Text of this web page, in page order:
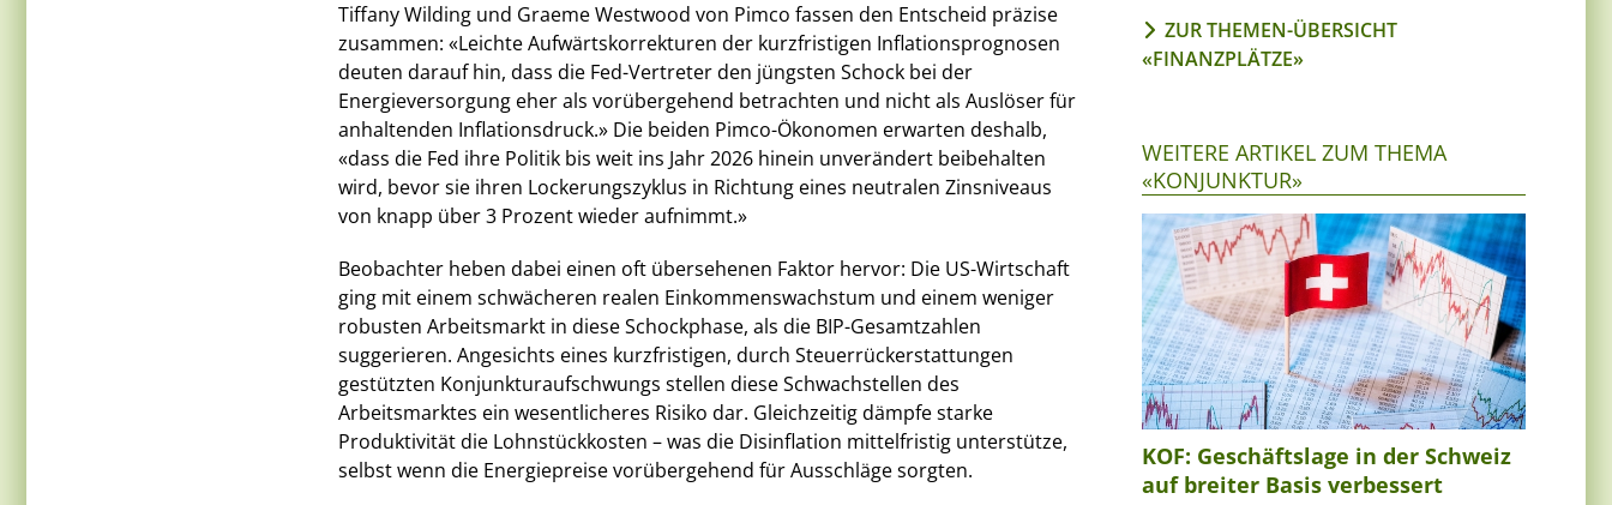
Tiffany Wilding und Graeme Westwood von Pimco fassen den Entscheid präzise
zusammen: «Leichte Aufwärtskorrekturen der kurzfristigen Inflationsprognosen
deuten darauf hin, dass die Fed-Vertreter den jüngsten Schock bei der
Energieversorgung eher als vorübergehend betrachten und nicht als Auslöser für
anhaltenden Inflationsdruck.» Die beiden Pimco-Ökonomen erwarten deshalb,
«dass die Fed ihre Politik bis weit ins Jahr 2026 hinein unverändert beibehalten
wird, bevor sie ihren Lockerungszyklus in Richtung eines neutralen Zinsniveaus
von knapp über 3 Prozent wieder aufnimmt.»
Beobachter heben dabei einen oft übersehenen Faktor hervor: Die US-Wirtschaft
ging mit einem schwächeren realen Einkommenswachstum und einem weniger
robusten Arbeitsmarkt in diese Schockphase, als die BIP-Gesamtzahlen
suggerieren. Angesichts eines kurzfristigen, durch Steuerrückerstattungen
gestützten Konjunkturaufschwungs stellen diese Schwachstellen des
Arbeitsmarktes ein wesentlicheres Risiko dar. Gleichzeitig dämpfe starke
Produktivität die Lohnstückkosten – was die Disinflation mittelfristig unterstütze,
selbst wenn die Energiepreise vorübergehend für Ausschläge sorgten.
ZUR THEMEN-ÜBERSICHT
«FINANZPLÄTZE»
WEITERE ARTIKEL ZUM THEMA
«KONJUNKTUR»
KOF: Geschäftslage in der Schweiz
auf breiter Basis verbessert